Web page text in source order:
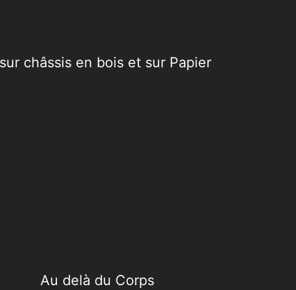
châssis en bois et sur Papier
Au delà du Corps